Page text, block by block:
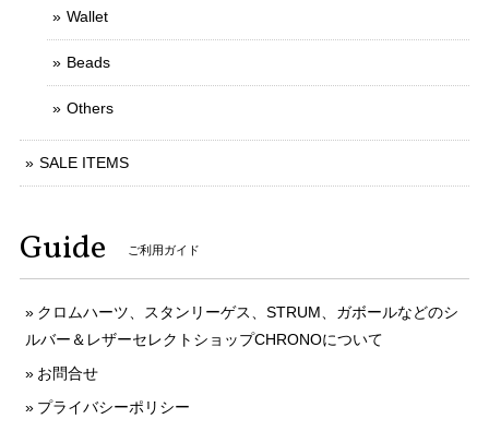
Wallet
Beads
Others
SALE ITEMS
Guide ご利用ガイド
クロムハーツ、スタンリーゲス、STRUM、ガボールなどのシ
ルバー＆レザーセレクトショップCHRONOについて
お問合せ
プライバシーポリシー